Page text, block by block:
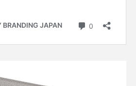
カレー カレーラーメン
キーマカレー きくらげ